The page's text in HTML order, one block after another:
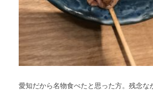
愛知だから名物食べたと思った方。残念な